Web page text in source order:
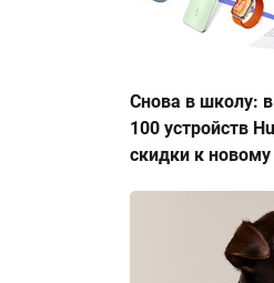
Снова в школу:
100 устройств
скидки к